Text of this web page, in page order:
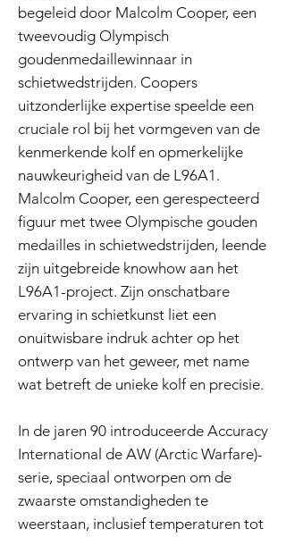
begeleid door Malcolm Cooper, een
tweevoudig Olympisch
goudenmedaillewinnaar in
schietwedstrijden. Coopers
uitzonderlijke expertise speelde een
cruciale rol bij het vormgeven van de
kenmerkende kolf en opmerkelijke
nauwkeurigheid van de L96A1.
Malcolm Cooper, een gerespecteerd
figuur met twee Olympische gouden
medailles in schietwedstrijden, leende
zijn uitgebreide knowhow aan het
L96A1-project. Zijn onschatbare
ervaring in schietkunst liet een
onuitwisbare indruk achter op het
ontwerp van het geweer, met name
wat betreft de unieke kolf en precisie.
In de jaren 90 introduceerde Accuracy
International de AW (Arctic Warfare)-
serie, speciaal ontworpen om de
zwaarste omstandigheden te
weerstaan, inclusief temperaturen tot